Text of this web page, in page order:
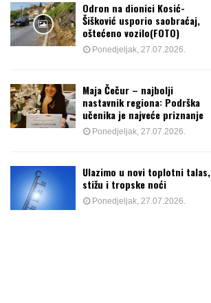
Odron na dionici Kosić-
Šišković usporio saobraćaj,
oštećeno vozilo(FOTO)
Ponedjeljak, 27.07.2026.
Maja Čečur – najbolji
nastavnik regiona: Podrška
učenika je najveće priznanje
Ponedjeljak, 27.07.2026.
Ulazimo u novi toplotni talas,
stižu i tropske noći
Ponedjeljak, 27.07.2026.